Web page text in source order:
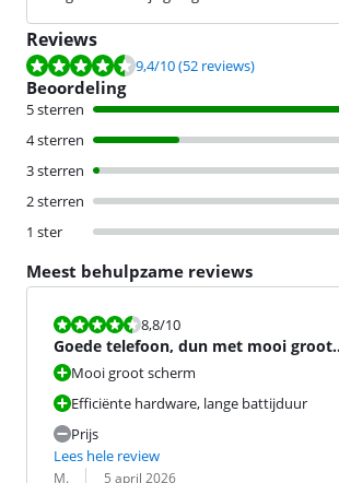
Reviews
Beoordeling is 9,4 van de 10, gebaseerd op 52 reviews.
9,4/10(52 reviews)
Beoordeling
5 sterren
4 sterren
3 sterren
2 sterren
1 ster
Meest behulpzame reviews
Beoordeling is 8,8 van de 10.
8,8/10
Goede telefoon, dun met mooi groot
scherm.
Mooi groot scherm
Efficiënte hardware, lange battijduur
Prijs
Lees hele review
Beoordeling door:
M.
Datum: 5 april 2026